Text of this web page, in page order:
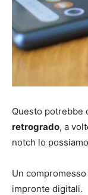
Questo potrebbe
retrogrado, a
notch lo
Un
impronte digitali.